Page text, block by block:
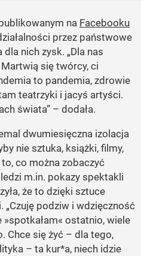
na Facebooku
przez państwowe
dla nich zysk. „Dla nas
się twórcy, ci
to pandemia, zdrowie
teatrzyki i jacyś artyści.
świata” – dodała.
dwumiesięczna izolacja
nie sztuka, książki, filmy,
co można zobaczyć
m.in. pokazy spektakli
że to dzięki sztuce
„Czuję podziw i wdzięczność
ostatnio, wiele
Chce się żyć – dla tego,
– ta kur*a, niech idzie